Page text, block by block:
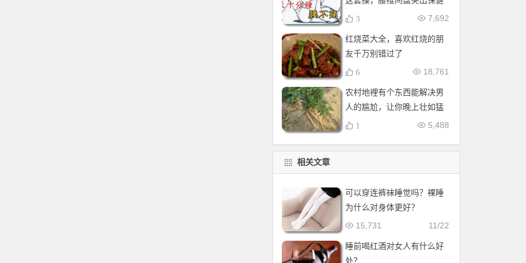
操，全套收好！每天十分钟
7,692
3
红烧菜大全，喜欢红烧的朋
友千万别错过了
18,761
6
农村地裡有个东西能解决男
人的尴尬，让你晚上壮如猛
牛床受不了
5,488
1
相关文章
可以穿连裤袜睡觉吗？裸睡
为什么对身体更好？
11/22
15,731
睡前喝红酒对女人有什么好
处？